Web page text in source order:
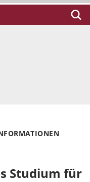
Studium für